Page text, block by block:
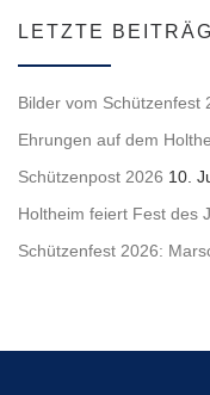
LETZTE
Bilder vom Schützenfest
Ehrungen auf dem
Schützenpost 2026 10.
Holtheim feiert Fest des
Schützenfest 2026: